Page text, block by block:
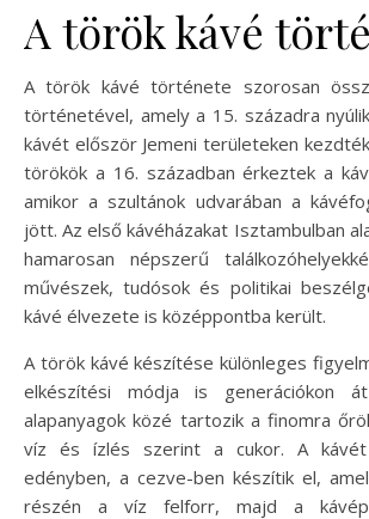
A török kávé
A török kávé története szorosan
történetével, amely a 15. századra
kávét először Jemeni területeken
törökök a 16. században érkeztek a
amikor a szultánok udvarában a
jött. Az első kávéházakat Isztambulban
hamarosan népszerű
művészek, tudósok és politikai
kávé élvezete is középpontba került.
A török kávé készítése különleges
elkészítési módja is generációkon
alapanyagok közé tartozik a finomra
víz és ízlés szerint a cukor. A kávét
edényben, a cezve-ben készítik el,
részén a víz felforr, majd a